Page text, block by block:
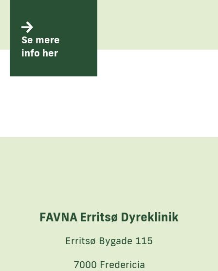
Se mere
info her
FAVNA Erritsø Dyreklinik
Erritsø Bygade 115
7000 Fredericia